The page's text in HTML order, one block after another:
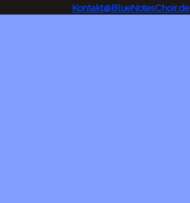
Kontakt@BlueNotesChoir.de